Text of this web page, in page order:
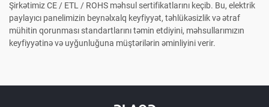
Şirkətimiz CE / ETL / ROHS məhsul sertifikatlarını keçib. Bu, elektrik
paylayıcı panelimizin beynəlxalq keyfiyyət, təhlükəsizlik və ətraf
mühitin qorunması standartlarını təmin etdiyini, məhsullarımızın
keyfiyyətinə və uyğunluğuna müştərilərin əminliyini verir.